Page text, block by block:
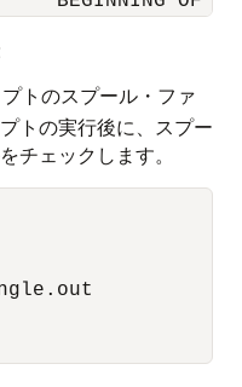
トのスプール・ファ
トの実行後に、スプー
チェックします。